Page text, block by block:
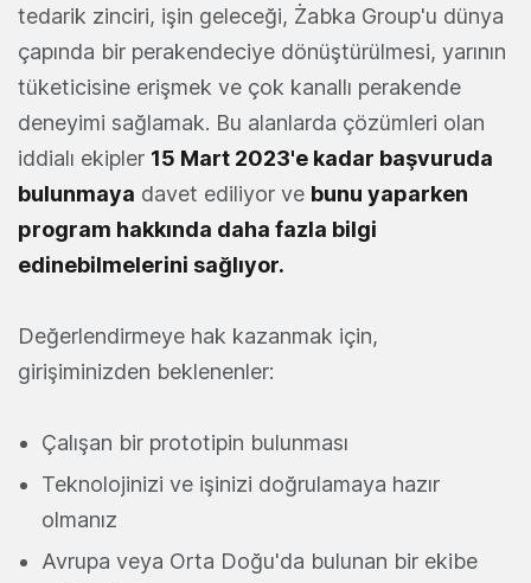
tedarik zinciri, işin geleceği, Żabka Group'u dünya
çapında bir perakendeciye dönüştürülmesi, yarının
tüketicisine erişmek ve çok kanallı perakende
deneyimi sağlamak. Bu alanlarda çözümleri olan
iddialı ekipler 15 Mart 2023'e kadar başvuruda
bulunmaya davet ediliyor ve bunu yaparken
program hakkında daha fazla bilgi
edinebilmelerini sağlıyor.
Değerlendirmeye hak kazanmak için,
girişiminizden beklenenler:
Çalışan bir prototipin bulunması
Teknolojinizi ve işinizi doğrulamaya hazır
olmanız
Avrupa veya Orta Doğu'da bulunan bir ekibe